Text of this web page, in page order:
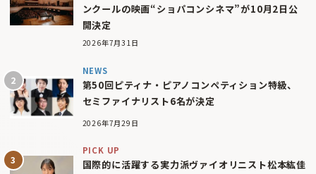
ンクールの映画“ショパコンシネマ”が10月2日公
開決定
2026年7月31日
NEWS
第50回ピティナ・ピアノコンペティション特級、
セミファイナリスト6名が決定
2026年7月29日
PICK UP
国際的に活躍する実力派ヴァイオリニスト松本紘佳